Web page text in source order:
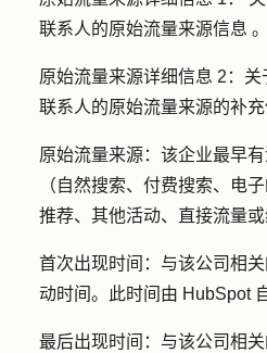
联系人的原始流量来源信息 。
原始流量来源详细信息 2： 关
联系人的原始流量来源的补充
原始流量来源： 该企业最早
（自然搜索、付费搜索、电
推荐、其他活动、直接流量或
首次出现时间： 与该公司相
动时间。此时间由 HubSpot
最后出现时间： 与该公司相